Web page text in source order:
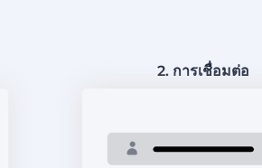
2. การเชื่อมต่อ